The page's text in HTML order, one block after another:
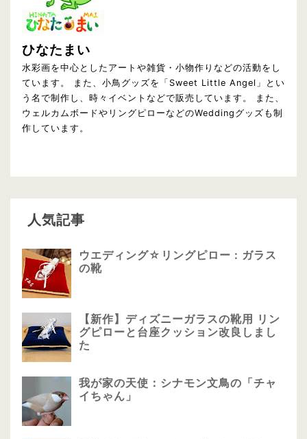
ひなたまい
水彩画を中心としたアートや雑貨・小物作りなどの活動をし
ています。 また、小鳥グッズを「Sweet Little Angel」とい
う名で制作し、時々イベントなどで販売しています。 また、
ウェルカムボードやリングピローなどのWeddingグッズも制
作しています。
人気記事
ウエディング☆リングピロー : ガラス
の靴
【新作】ディズニーガラスの靴用 リン
グピローと台座クッション改良しまし
た
我が家の天使：シナモン文鳥の「チャ
イちゃん」